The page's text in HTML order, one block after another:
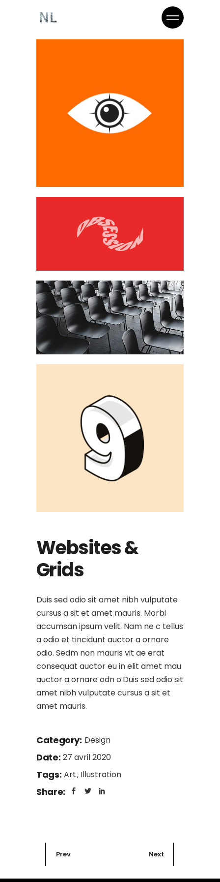
Websites &
Grids
Duis sed odio sit amet nibh vulputate
cursus a sit et amet mauris. Morbi
accumsan ipsum velit. Nam ne c tellus
a odio et tincidunt auctor a ornare
odio. Sedm non mauris vit ae erat
consequat auctor eu in elit amet mau
auctor a ornare odn o.Duis sed odio sit
amet nibh vulputate cursus a sit et
amet mauris.
Category: Design
Date: 27 avril 2020
Tags: Art Illustration
Share:
Prev Next